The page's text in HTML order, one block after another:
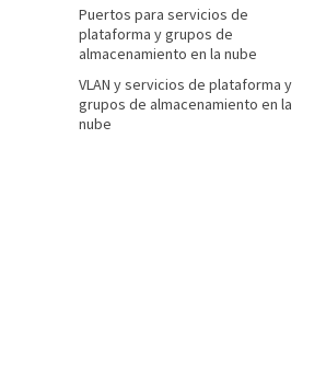
Puertos para servicios de
plataforma y grupos de
almacenamiento en la nube
VLAN y servicios de plataforma y
grupos de almacenamiento en la
nube